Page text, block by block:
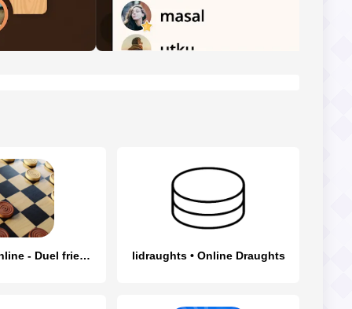
Checkers Online - Duel friends lidraughts • Online Draughts